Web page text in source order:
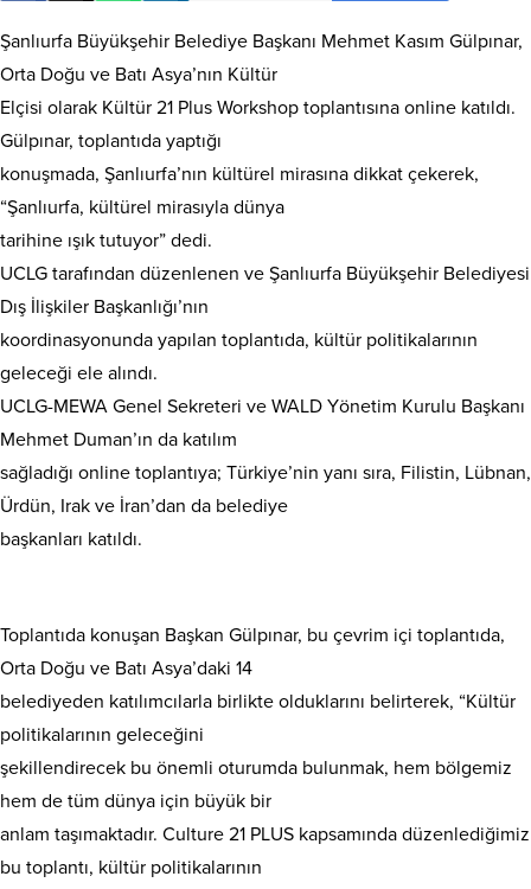
Şanlıurfa Büyükşehir Belediye Başkanı Mehmet Kasım Gülpınar,
Orta Doğu ve Batı Asya’nın Kültür
Elçisi olarak Kültür 21 Plus Workshop toplantısına online katıldı.
Gülpınar, toplantıda yaptığı
konuşmada, Şanlıurfa’nın kültürel mirasına dikkat çekerek,
“Şanlıurfa, kültürel mirasıyla dünya
tarihine ışık tutuyor” dedi.
UCLG tarafından düzenlenen ve Şanlıurfa Büyükşehir Belediyesi
Dış İlişkiler Başkanlığı’nın
koordinasyonunda yapılan toplantıda, kültür politikalarının
geleceği ele alındı.
UCLG-MEWA Genel Sekreteri ve WALD Yönetim Kurulu Başkanı
Mehmet Duman’ın da katılım
sağladığı online toplantıya; Türkiye’nin yanı sıra, Filistin, Lübnan,
Ürdün, Irak ve İran’dan da belediye
başkanları katıldı.
Toplantıda konuşan Başkan Gülpınar, bu çevrim içi toplantıda,
Orta Doğu ve Batı Asya’daki 14
belediyeden katılımcılarla birlikte olduklarını belirterek, “Kültür
politikalarının geleceğini
şekillendirecek bu önemli oturumda bulunmak, hem bölgemiz
hem de tüm dünya için büyük bir
anlam taşımaktadır. Culture 21 PLUS kapsamında düzenlediğimiz
bu toplantı, kültür politikalarının